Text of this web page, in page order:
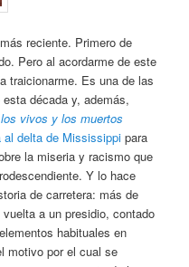
reciente. Primero de
Pero al acordarme de este
traicionarme. Es una de las
década y, además,
vivos y los muertos
al delta de Mississippi para
la miseria y racismo que
Y lo hace
de carretera: más de
a un presidio, contado
habituales en
motivo por el cual se